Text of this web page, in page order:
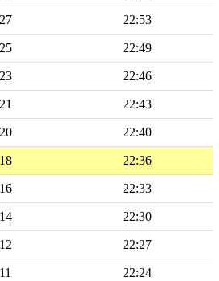
22:53
22:49
22:46
22:43
22:40
22:36
22:33
22:30
22:27
22:24